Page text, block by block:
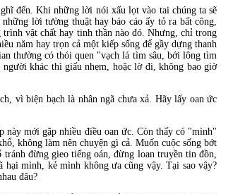
đến. Khi những lời nói xấu lọt vào tai chúng ta sẽ
lời tường thuật hay báo cáo ấy tỏ ra bất công,
vật chất hay tinh thần nào đó. Nhưng, chỉ trong
năm hay trọn cả một kiếp sống để gầy dựng thanh
thường có thói quen "vạch lá tìm sâu, bới lông tìm
khác thì giấu nhẹm, hoặc lờ đi, không bao giờ
vì biện bạch là nhân ngã chưa xả. Hãy lấy oan ức
này mới gặp nhiều điều oan ức. Còn thấy có "mình"
không làm nên chuyện gì cả. Muốn cuộc sống bớt
đừng gieo tiếng oán, đừng loan truyền tin đồn,
mình, kẻ mình không ưa cũng vậy. Tại sao vậy?
đâu?